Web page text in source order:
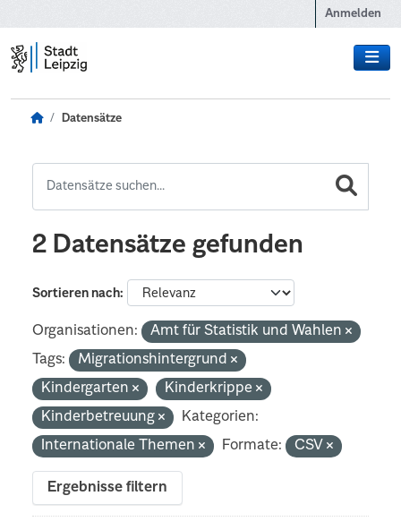
Anmelden
Datensätze
2 Datensätze gefunden
Sortieren nach
Organisationen:
Amt für Statistik und Wahlen
Tags:
Migrationshintergrund
Kindergarten
Kinderkrippe
Kinderbetreuung
Kategorien:
Internationale Themen
Formate: CSV
Ergebnisse filtern